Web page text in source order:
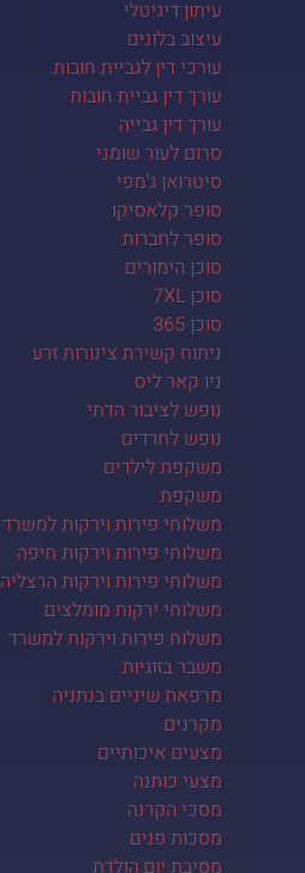
עיתון דיגיטלי
עיצוב בלונים
עורכי דין לגביית חובות
עורך דין גביית חובות
עורך דין גבייה
סרום לעור שומני
סיטרואן ג'מפי
סופר קלאסיקו
סופר לחברות
סוכן הימורים
סוכן 7XL
סוכן 365
ניתוח קשירת צינורות זרע
ניו קאר ליס
נופש לציבור הדתי
נופש לחרדים
משקפת לילדים
משקפת
משלוחי פירות וירקות למשרד
משלוחי פירות וירקות חיפה
משלוחי פירות וירקות הרצליה
משלוחי ירקות מומלצים
משלוח פירות וירקות למשרד
משבר בזוגיות
מרפאת שיניים בנתניה
מקרנים
מצעים איכותיים
מצעי כותנה
מסכי הקרנה
מסכות פנים
מסיבת יום הולדת